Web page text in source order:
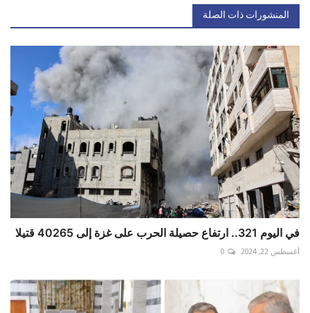
المنشورات ذات الصلة
في اليوم 321.. ارتفاع حصيلة الحرب على غزة إلى 40265 قتيلا
أغسطس 22, 2024 0